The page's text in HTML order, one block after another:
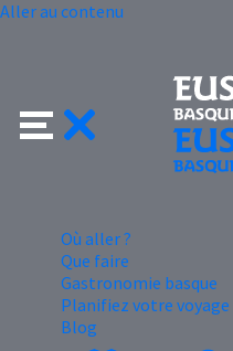
Aller au contenu
Où aller ?
Que faire
Gastronomie basque
Planifiez votre voyage
Blog